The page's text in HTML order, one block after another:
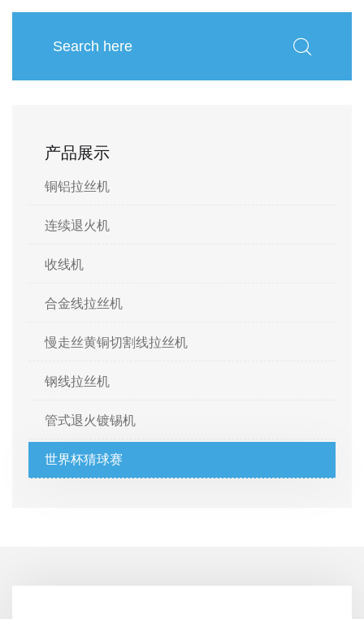
产品展示
铜铝拉丝机
连续退火机
收线机
合金线拉丝机
慢走丝黄铜切割线拉丝机
钢线拉丝机
管式退火镀锡机
世界杯猜球赛